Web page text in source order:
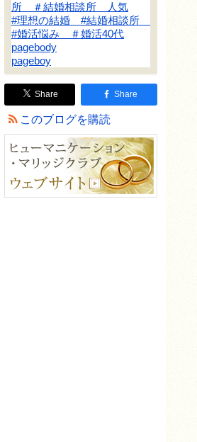
所 ＃結婚相談所 人気
#理想の結婚 #結婚相談所
#婚活悩み ＃婚活40代
pagebody
pageboy
Share Share
このブログを購読